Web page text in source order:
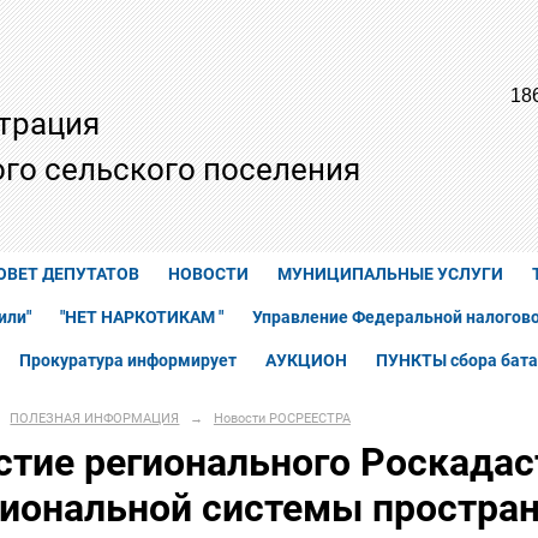
сельского поселения
ДЕПУТАТОВ НОВОСТИ МУНИЦИПАЛЬНЫЕ УСЛУГИ
"НЕТ НАРКОТИКАМ " Управление Федеральной
Прокуратура информирует АУКЦИОН ПУНКТЫ сбора
ПОЛЕЗНАЯ ИНФОРМАЦИЯ → Новости РОСРЕЕСТРА
регионального
системы